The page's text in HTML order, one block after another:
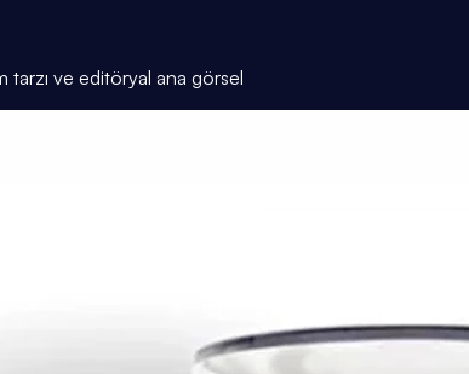
tarzı ve editöryal ana görsel